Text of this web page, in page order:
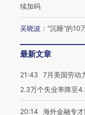
续加码
吴晓波 ： “沉睡”的10
最新文章
21:43
7月美国劳动
2.3万个失业率降至
20:14 海外金融专